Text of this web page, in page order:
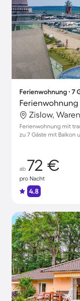
Ferienwohnung ∙ 7
Zislow,
Ferienwohnung mit
zu 7 Gäste mit Balkon
ab 72 €
pro Nacht
4.8